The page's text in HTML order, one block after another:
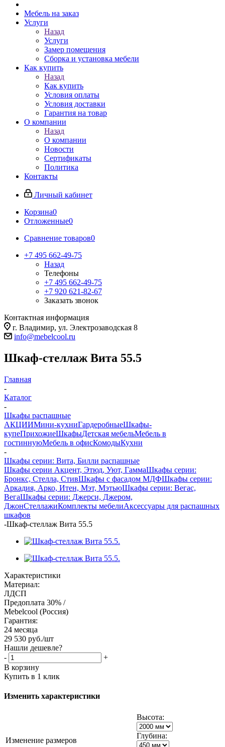
Мебель на заказ
Услуги
Назад
Услуги
Замер помещения
Сборка и установка мебели
Как купить
Назад
Как купить
Условия оплаты
Условия доставки
Гарантия на товар
О компании
Назад
О компании
Новости
Сертификаты
Политика
Контакты
Личный кабинет
Корзина0
Отложенные0
Сравнение товаров0
+7 495 662-49-75
Назад
Телефоны
+7 495 662-49-75
+7 920 621-82-67
Заказать звонок
Контактная информация
г. Владимир, ул. Электрозаводская 8
info@mebelcool.ru
Шкаф-стеллаж Вита 55.5
Главная
-
Каталог
-
Шкафы распашные
АКЦИИМини-кухниГардеробныеШкафы-
купеПрихожиеШкафыДетская мебельМебель в
гостиннуюМебель в офисКомодыКухни
-
Шкафы серии: Вита, Билли распашные
Шкафы серии Акцент, Этюд, Уют, ГаммаШкафы серии:
Бронкс, Стелла, СтивШкафы с фасадом МДФШкафы серии:
Аркадия, Арко, Итен, Мэт, МэтьюШкафы серии: Вегас,
ВегаШкафы серии: Джерси, Джером,
ДжонСтеллажиКомплекты мебелиАксессуары для распашных
шкафов
-Шкаф-стеллаж Вита 55.5
Характеристики
Материал:
ЛДСП
Предоплата 30% /
Mebelcool (Россия)
Гарантия:
24 месяца
29 530 руб./шт
Нашли дешевле?
-
+
В корзину
Купить в 1 клик
Изменить характеристики
Изменение размеров
Высота:
Глубина: